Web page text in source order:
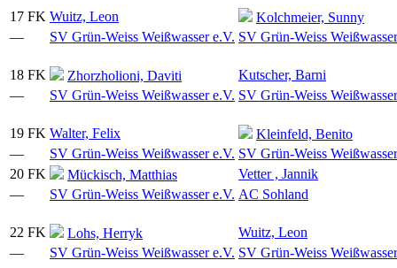
17 FK Wuitz, Leon
Kolchmeier, Sunny
—
SV Grün-Weiss Weißwasser e.V. SV Grün-Weiss
18 FK Zhorzholioni, Daviti
Kutscher, Barni
—
SV Grün-Weiss Weißwasser e.V. SV Grün-Weiss
19 FK Walter, Felix
Kleinfeld, Benito
—
SV Grün-Weiss Weißwasser e.V. SV Grün-Weiss
20 FK Mückisch, Matthias
Vetter , Jannik
—
SV Grün-Weiss Weißwasser e.V. AC Sohland
22 FK Lohs, Herryk
Wuitz, Leon
—
SV Grün-Weiss Weißwasser e.V. SV Grün-Weiss